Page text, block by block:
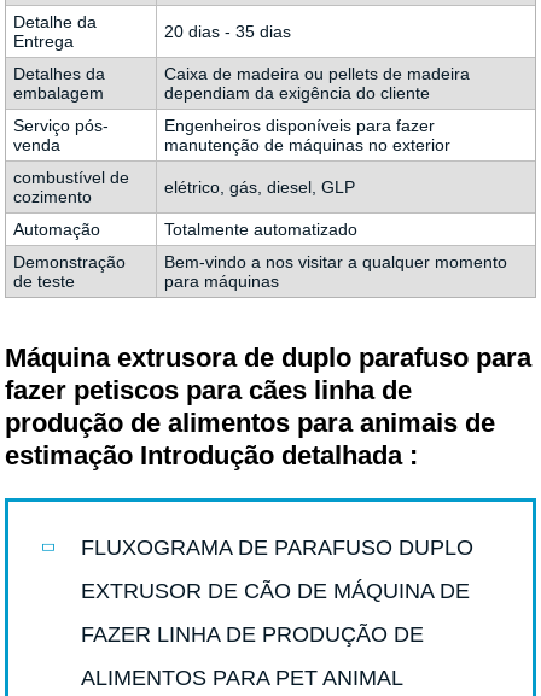
Detalhe da
Entrega
20 dias - 35 dias
Detalhes da
embalagem
Caixa de madeira ou pellets de madeira
dependiam da exigência do cliente
Serviço pós-
venda
Engenheiros disponíveis para fazer
manutenção de máquinas no exterior
combustível de
cozimento
elétrico, gás, diesel, GLP
Automação
Totalmente automatizado
Demonstração
de teste
Bem-vindo a nos visitar a qualquer momento
para máquinas
Máquina extrusora de duplo parafuso para
fazer petiscos para cães linha de
produção de alimentos para animais de
estimação Introdução detalhada :
FLUXOGRAMA DE PARAFUSO DUPLO
EXTRUSOR DE CÃO DE MÁQUINA DE
FAZER LINHA DE PRODUÇÃO DE
ALIMENTOS PARA PET ANIMAL